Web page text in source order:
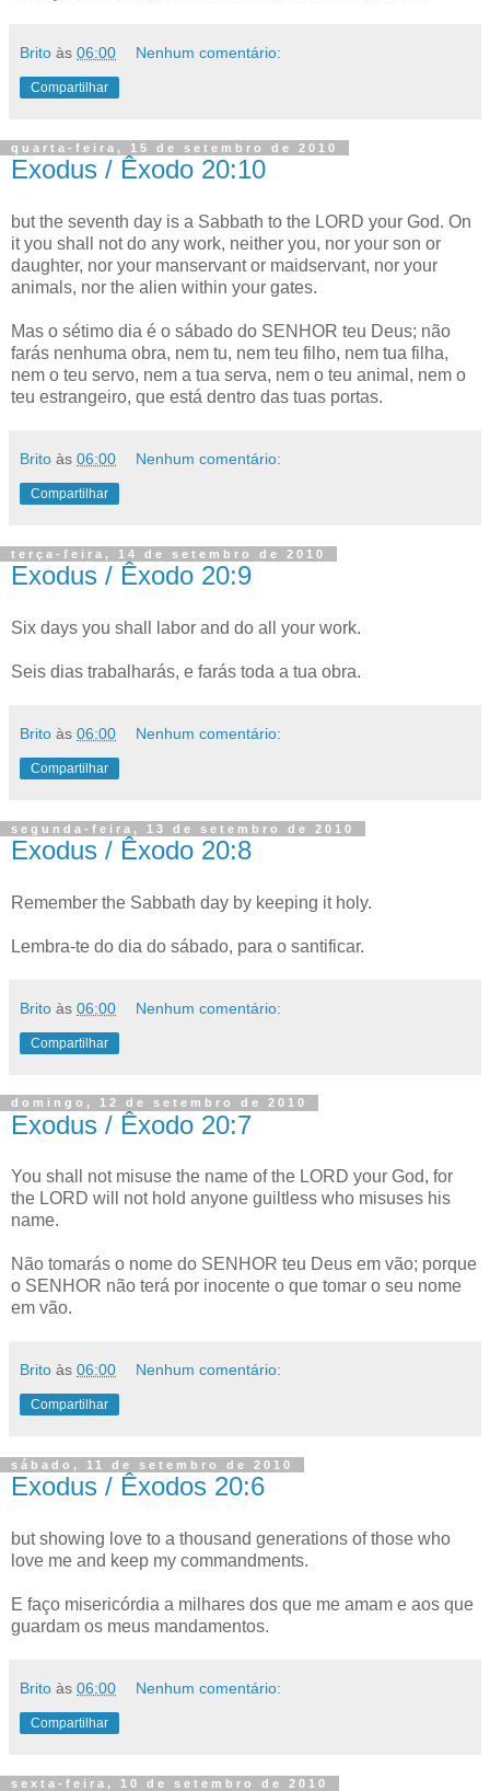
Brito às 06:00 Nenhum comentário:
Compartilhar
quarta-feira, 15 de setembro de 2010
Exodus / Êxodo 20:10
but the seventh day is a Sabbath to the LORD your God. On
it you shall not do any work, neither you, nor your son or
daughter, nor your manservant or maidservant, nor your
animals, nor the alien within your gates.
Mas o sétimo dia é o sábado do SENHOR teu Deus; não
farás nenhuma obra, nem tu, nem teu filho, nem tua filha,
nem o teu servo, nem a tua serva, nem o teu animal, nem o
teu estrangeiro, que está dentro das tuas portas.
Brito às 06:00 Nenhum comentário:
Compartilhar
terça-feira, 14 de setembro de 2010
Exodus / Êxodo 20:9
Six days you shall labor and do all your work.
Seis dias trabalharás, e farás toda a tua obra.
Brito às 06:00 Nenhum comentário:
Compartilhar
segunda-feira, 13 de setembro de 2010
Exodus / Êxodo 20:8
Remember the Sabbath day by keeping it holy.
Lembra-te do dia do sábado, para o santificar.
Brito às 06:00 Nenhum comentário:
Compartilhar
domingo, 12 de setembro de 2010
Exodus / Êxodo 20:7
You shall not misuse the name of the LORD your God, for
the LORD will not hold anyone guiltless who misuses his
name.
Não tomarás o nome do SENHOR teu Deus em vão; porque
o SENHOR não terá por inocente o que tomar o seu nome
em vão.
Brito às 06:00 Nenhum comentário:
Compartilhar
sábado, 11 de setembro de 2010
Exodus / Êxodos 20:6
but showing love to a thousand generations of those who
love me and keep my commandments.
E faço misericórdia a milhares dos que me amam e aos que
guardam os meus mandamentos.
Brito às 06:00 Nenhum comentário:
Compartilhar
sexta-feira, 10 de setembro de 2010